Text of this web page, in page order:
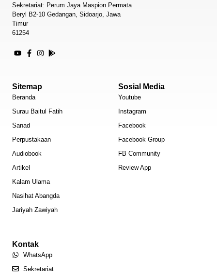
Sekretariat: Perum Jaya Maspion Permata
Beryl B2-10 Gedangan, Sidoarjo, Jawa
Timur
61254
Sitemap
Beranda
Surau Baitul Fatih
Sanad
Perpustakaan
Audiobook
Artikel
Kalam Ulama
Nasihat Abangda
Jariyah Zawiyah
Sosial Media
Youtube
Instagram
Facebook
Facebook Group
FB Community
Review App
Kontak
WhatsApp
Sekretariat